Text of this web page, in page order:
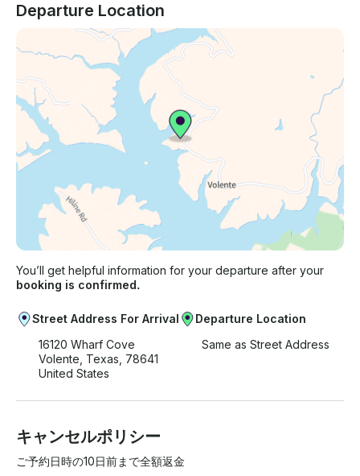
Departure Location
You’ll get helpful information for your departure after your
booking is confirmed.
Street Address For Arrival
16120 Wharf Cove
Volente, Texas, 78641
United States
Departure Location
Same as Street Address
キャンセルポリシー
ご予約日時の10日前まで全額返金